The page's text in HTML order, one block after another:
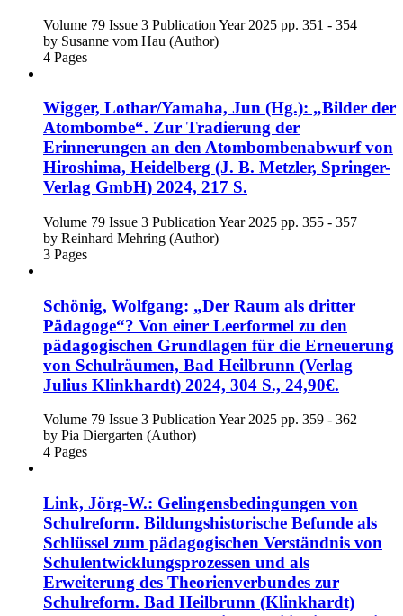
Volume 79 Issue 3 Publication Year 2025 pp. 351 - 354
by Susanne vom Hau (Author)
4 Pages
Wigger, Lothar/Yamaha, Jun (Hg.): „Bilder der
Atombombe“. Zur Tradierung der
Erinnerungen an den Atombombenabwurf von
Hiroshima, Heidelberg (J. B. Metzler, Springer-
Verlag GmbH) 2024, 217 S.
Volume 79 Issue 3 Publication Year 2025 pp. 355 - 357
by Reinhard Mehring (Author)
3 Pages
Schönig, Wolfgang: „Der Raum als dritter
Pädagoge“? Von einer Leerformel zu den
pädagogischen Grundlagen für die Erneuerung
von Schulräumen, Bad Heilbrunn (Verlag
Julius Klinkhardt) 2024, 304 S., 24,90€.
Volume 79 Issue 3 Publication Year 2025 pp. 359 - 362
by Pia Diergarten (Author)
4 Pages
Link, Jörg-W.: Gelingensbedingungen von
Schulreform. Bildungshistorische Befunde als
Schlüssel zum pädagogischen Verständnis von
Schulentwicklungsprozessen und als
Erweiterung des Theorienverbundes zur
Schulreform. Bad Heilbrunn (Klinkhardt)